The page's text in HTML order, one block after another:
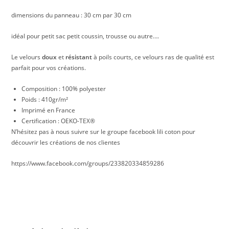
dimensions du panneau : 30 cm par 30 cm
idéal pour petit sac petit coussin, trousse ou autre….
Le veloursdouxet résistantà poils courts, ce velours ras de qualité est
parfait pour vos créations.
Composition : 100% polyester
Poids : 410gr/m²
Imprimé en France
Certification : OEKO-TEX®
N’hésitez pas à nous suivre sur le groupe facebook lili coton pour
découvrir les créations de nos clientes
https://www.facebook.com/groups/233820334859286